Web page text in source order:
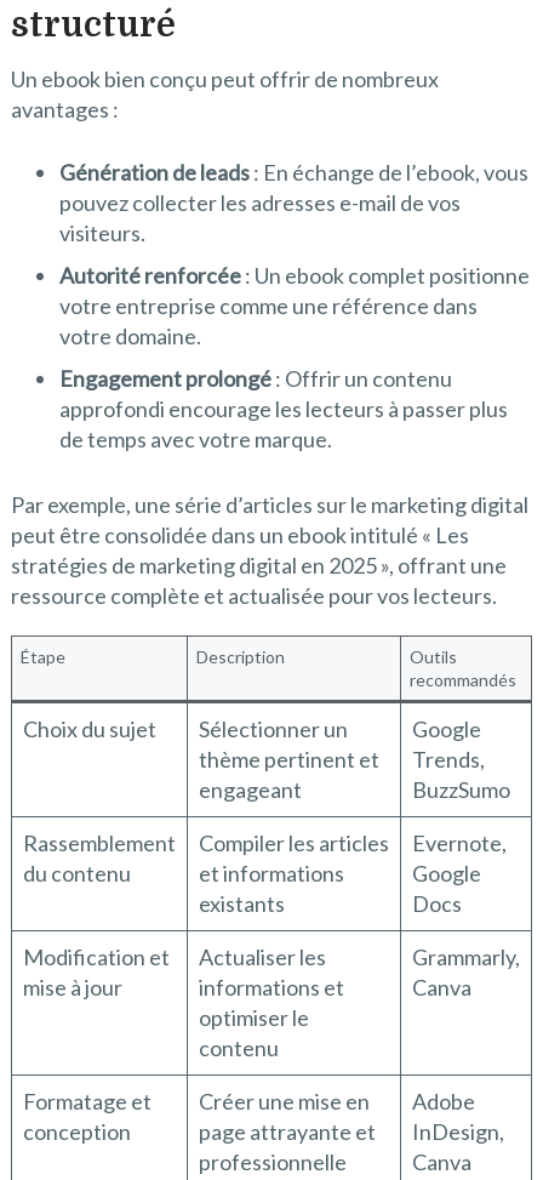
structuré
Un ebook bien conçu peut offrir de nombreux
avantages :
Génération de leads: En échange de l’ebook, vous
pouvez collecter les adresses e-mail de vos
visiteurs.
Autorité renforcée: Un ebook complet positionne
votre entreprise comme une référence dans
votre domaine.
Engagement prolongé: Offrir un contenu
approfondi encourage les lecteurs à passer plus
de temps avec votre marque.
Par exemple, une série d’articles sur le marketing digital
peut être consolidée dans un ebook intitulé « Les
stratégies de marketing digital en 2025 », offrant une
ressource complète et actualisée pour vos lecteurs.
Étape Description
Outils
recommandés
Choix du sujet
Sélectionner un
thème pertinent et
engageant
Google
Trends,
BuzzSumo
Rassemblement
du contenu
Compiler les articles
et informations
existants
Evernote,
Google
Docs
Modification et
mise à jour
Actualiser les
informations et
optimiser le
contenu
Grammarly,
Canva
Formatage et
conception
Créer une mise en
page attrayante et
professionnelle
Adobe
InDesign,
Canva